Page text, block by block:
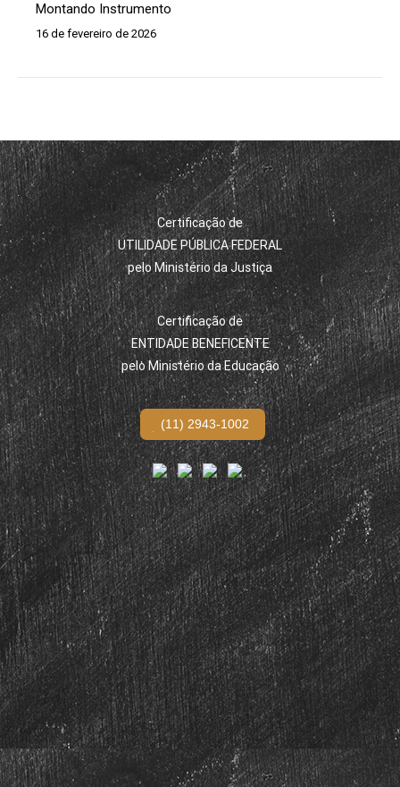
Montando Instrumento
16 de fevereiro de 2026
Certificação de
UTILIDADE PÚBLICA FEDERAL
pelo Ministério da Justiça
Certificação de
ENTIDADE BENEFICENTE
pelo Ministério da Educação
(11) 2943-1002